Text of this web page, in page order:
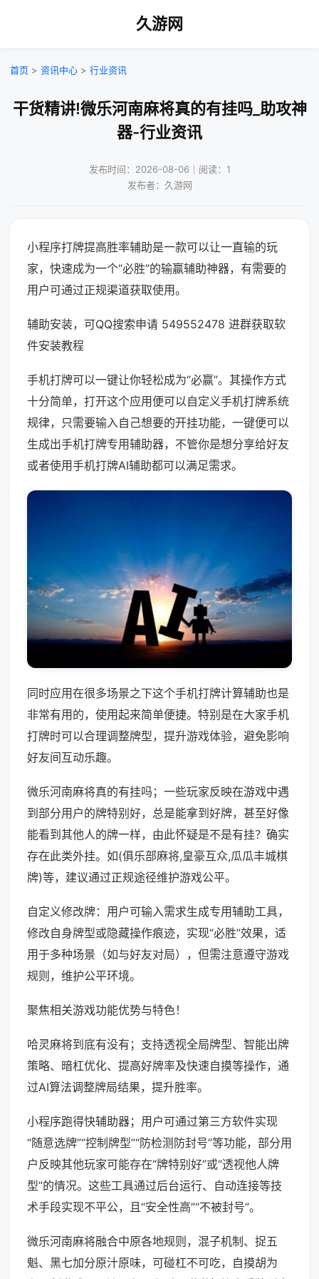
久游网
首页 > 资讯中心 > 行业资讯
干货精讲!微乐河南麻将真的有挂吗_助攻神
器-行业资讯
发布时间：2026-08-06｜阅读：1
发布者：久游网
小程序打牌提高胜率辅助是一款可以让一直输的玩
家，快速成为一个“必胜”的输赢辅助神器，有需要的
用户可通过正规渠道获取使用。
辅助安装，可QQ搜索申请 549552478 进群获取软
件安装教程
手机打牌可以一键让你轻松成为“必赢”。其操作方式
十分简单，打开这个应用便可以自定义手机打牌系统
规律，只需要输入自己想要的开挂功能，一键便可以
生成出手机打牌专用辅助器，不管你是想分享给好友
或者使用手机打牌AI辅助都可以满足需求。
同时应用在很多场景之下这个手机打牌计算辅助也是
非常有用的，使用起来简单便捷。特别是在大家手机
打牌时可以合理调整牌型，提升游戏体验，避免影响
好友间互动乐趣。
微乐河南麻将真的有挂吗；一些玩家反映在游戏中遇
到部分用户的牌特别好，总是能拿到好牌，甚至好像
能看到其他人的牌一样，由此怀疑是不是有挂？确实
存在此类外挂。如(俱乐部麻将,皇豪互众,瓜瓜丰城棋
牌)等，建议通过正规途径维护游戏公平。
自定义修改牌：用户可输入需求生成专用辅助工具，
修改自身牌型或隐藏操作痕迹，实现“必胜”效果，适
用于多种场景（如与好友对局），但需注意遵守游戏
规则，维护公平环境。
聚焦相关游戏功能优势与特色！
哈灵麻将到底有没有；支持透视全局牌型、智能出牌
策略、暗杠优化、提高好牌率及快速自摸等操作，通
过AI算法调整牌局结果，提升胜率。
小程序跑得快辅助器；用户可通过第三方软件实现
“随意选牌”“控制牌型”“防检测防封号”等功能，部分用
户反映其他玩家可能存在“牌特别好”或“透视他人牌
型”的情况。这些工具通过后台运行、自动连接等技
术手段实现不平公，且“安全性高”“不被封号”。
微乐河南麻将融合中原各地规则，混子机制、捉五
魁、黑七加分原汁原味，可碰杠不可吃，自摸胡为